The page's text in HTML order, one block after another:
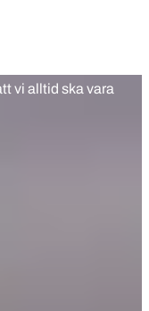
vi alltid ska vara